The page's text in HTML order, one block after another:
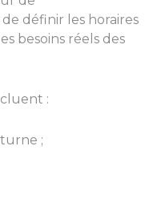
définir les horaires
besoins réels des
:
;